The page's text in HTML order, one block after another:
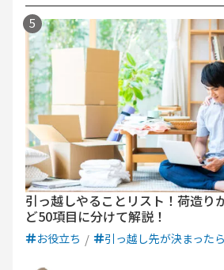
引っ越しやることリスト！荷造り
ど50項目に分けて解説！
お役立ち 引っ越し先が決まったら